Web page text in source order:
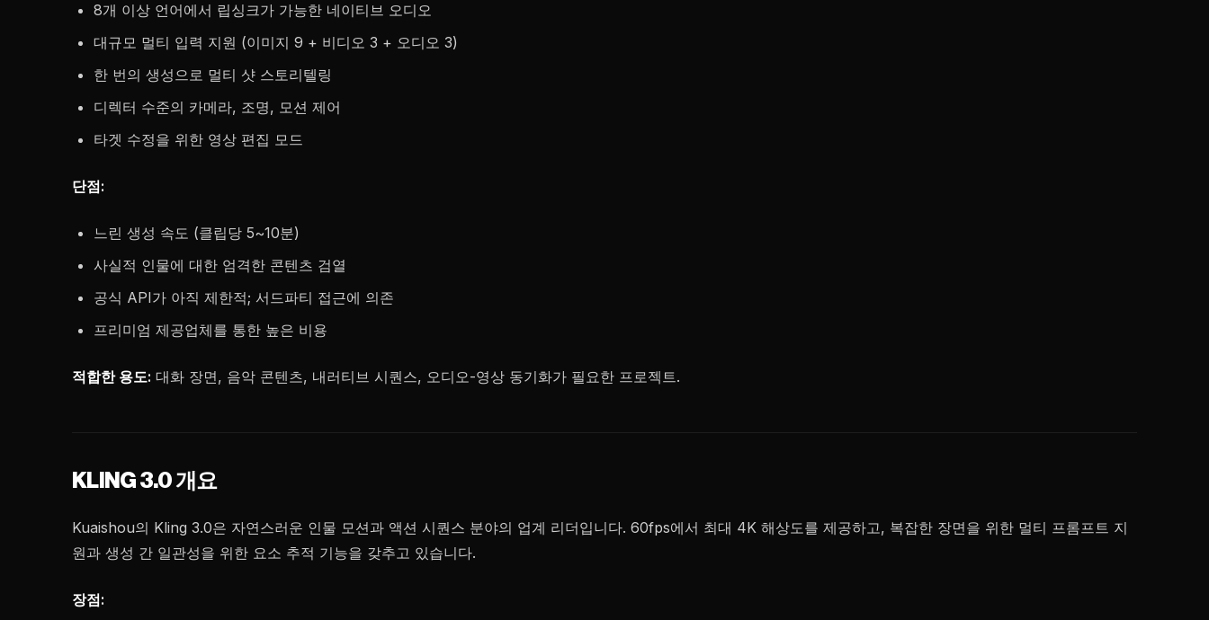
8개 이상 언어에서 립싱크가 가능한 네이티브 오디오
대규모 멀티 입력 지원 (이미지 9 + 비디오 3 + 오디오 3)
한 번의 생성으로 멀티 샷 스토리텔링
디렉터 수준의 카메라, 조명, 모션 제어
타겟 수정을 위한 영상 편집 모드
단점:
느린 생성 속도 (클립당 5~10분)
사실적 인물에 대한 엄격한 콘텐츠 검열
공식 API가 아직 제한적; 서드파티 접근에 의존
프리미엄 제공업체를 통한 높은 비용
적합한 용도: 대화 장면, 음악 콘텐츠, 내러티브 시퀀스, 오디오-영상 동기화가 필요한 프로젝트.
KLING 3.0 개요
Kuaishou의 Kling 3.0은 자연스러운 인물 모션과 액션 시퀀스 분야의 업계 리더입니다. 60fps에서 최대 4K 해상도를 제공하고, 복잡한 장면을 위한 멀티 프롬프트 지
원과 생성 간 일관성을 위한 요소 추적 기능을 갖추고 있습니다.
장점: